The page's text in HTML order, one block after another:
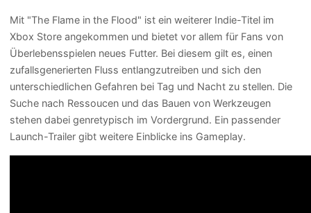
Mit "The Flame in the Flood" ist ein weiterer Indie-Titel im
Xbox Store angekommen und bietet vor allem für Fans von
Überlebensspielen neues Futter. Bei diesem gilt es, einen
zufallsgenerierten Fluss entlangzutreiben und sich den
unterschiedlichen Gefahren bei Tag und Nacht zu stellen. Die
Suche nach Ressoucen und das Bauen von Werkzeugen
stehen dabei genretypisch im Vordergrund. Ein passender
Launch-Trailer gibt weitere Einblicke ins Gameplay.